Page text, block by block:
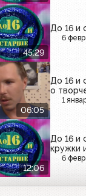
45:29
До 16 и
6
06:05
До 16 и
о
1
12:06
До 16 и
кружки
6